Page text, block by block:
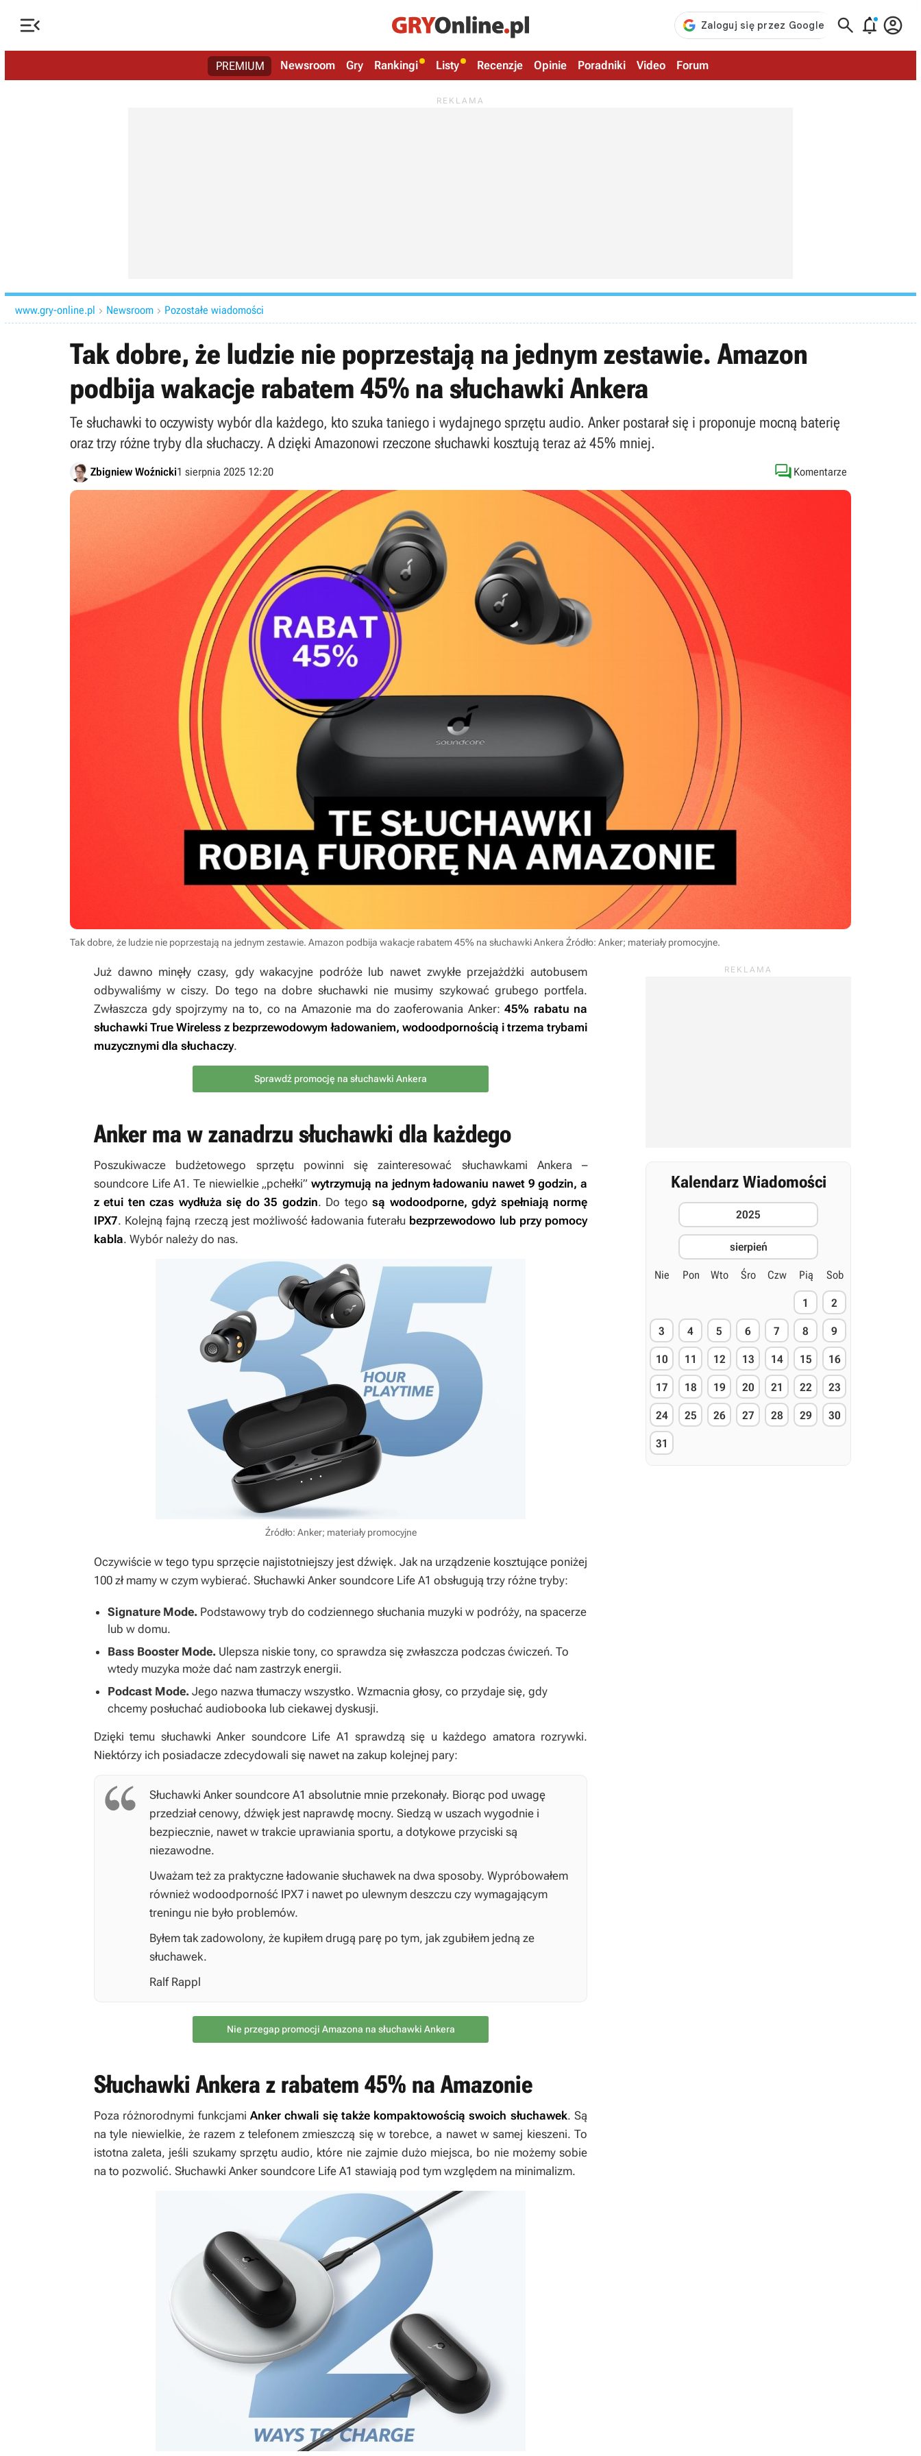
   
PREMIUM Newsroom Gry Rankingi Listy Recenzje Opinie Poradniki Video Forum
www.gry-online.pl  Newsroom  Pozostałe wiadomości
Tak dobre, że ludzie nie poprzestają na jednym zestawie. Amazon
podbija wakacje rabatem 45% na słuchawki Ankera
Te słuchawki to oczywisty wybór dla każdego, kto szuka taniego i wydajnego sprzętu audio. Anker postarał się i proponuje mocną baterię
oraz trzy różne tryby dla słuchaczy. A dzięki Amazonowi rzeczone słuchawki kosztują teraz aż 45% mniej.
Zbigniew Woźnicki1 sierpnia 2025 12:20  Komentarze
Tak dobre, że ludzie nie poprzestają na jednym zestawie. Amazon podbija wakacje rabatem 45% na słuchawki Ankera Źródło: Anker; materiały promocyjne.
Już dawno minęły czasy, gdy wakacyjne podróże lub nawet zwykłe przejażdżki autobusem
odbywaliśmy w ciszy. Do tego na dobre słuchawki nie musimy szykować grubego portfela.
Zwłaszcza gdy spojrzymy na to, co na Amazonie ma do zaoferowania Anker: 45% rabatu na
słuchawki True Wireless z bezprzewodowym ładowaniem, wodoodpornością i trzema trybami
muzycznymi dla słuchaczy.
Sprawdź promocję na słuchawki Ankera
Anker ma w zanadrzu słuchawki dla każdego
Poszukiwacze budżetowego sprzętu powinni się zainteresować słuchawkami Ankera –
soundcore Life A1. Te niewielkie „pchełki”wytrzymują na jednym ładowaniu nawet 9 godzin, a
z etui ten czas wydłuża się do 35 godzin. Do tegosą wodoodporne, gdyż spełniają normę
IPX7. Kolejną fajną rzeczą jest możliwość ładowania futerału bezprzewodowo lub przy pomocy
kabla. Wybór należy do nas.
Źródło: Anker; materiały promocyjne
Oczywiście w tego typu sprzęcie najistotniejszy jest dźwięk. Jak na urządzenie kosztujące poniżej
100 zł mamy w czym wybierać. Słuchawki Anker soundcore Life A1 obsługują trzy różne tryby:
Signature Mode. Podstawowy tryb do codziennego słuchania muzyki w podróży, na spacerze
lub w domu.
Bass Booster Mode. Ulepsza niskie tony, co sprawdza się zwłaszcza podczas ćwiczeń. To
wtedy muzyka może dać nam zastrzyk energii.
Podcast Mode. Jego nazwa tłumaczy wszystko. Wzmacnia głosy, co przydaje się, gdy
chcemy posłuchać audiobooka lub ciekawej dyskusji.
Dzięki temu słuchawki Anker soundcore Life A1 sprawdzą się u każdego amatora rozrywki.
Niektórzy ich posiadacze zdecydowali się nawet na zakup kolejnej pary:
Słuchawki Anker soundcore A1 absolutnie mnie przekonały. Biorąc pod uwagę
przedział cenowy, dźwięk jest naprawdę mocny. Siedzą w uszach wygodnie i
bezpiecznie, nawet w trakcie uprawiania sportu, a dotykowe przyciski są
niezawodne.
Uważam też za praktyczne ładowanie słuchawek na dwa sposoby. Wypróbowałem
również wodoodporność IPX7 i nawet po ulewnym deszczu czy wymagającym
treningu nie było problemów.
Byłem tak zadowolony, że kupiłem drugą parę po tym, jak zgubiłem jedną ze
słuchawek.
Ralf Rappl
Nie przegap promocji Amazona na słuchawki Ankera
Słuchawki Ankera z rabatem 45% na Amazonie
Poza różnorodnymi funkcjami Anker chwali się także kompaktowością swoich słuchawek. Są
na tyle niewielkie, że razem z telefonem zmieszczą się w torebce, a nawet w samej kieszeni. To
istotna zaleta, jeśli szukamy sprzętu audio, które nie zajmie dużo miejsca, bo nie możemy sobie
na to pozwolić. Słuchawki Anker soundcore Life A1 stawiają pod tym względem na minimalizm.
Kalendarz Wiadomości
2025
sierpień
Nie Pon Wto Śro Czw Pią Sob
1 2
3 4 5 6 7 8 9
10 11 12 13 14 15 16
17 18 19 20 21 22 23
24 25 26 27 28 29 30
31